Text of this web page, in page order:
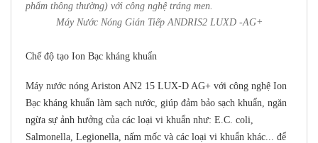
phẩm thông thường) với công nghệ tráng men.
Máy Nước Nóng Gián Tiếp ANDRIS2 LUXD -AG+
Chế độ tạo Ion Bạc kháng khuẩn
Máy nước nóng Ariston AN2 15 LUX-D AG+ với công nghệ Ion
Bạc kháng khuẩn làm sạch nước, giúp đảm bảo sạch khuẩn, ngăn
ngừa sự ảnh hưởng của các loại vi khuẩn như: E.C. coli,
Salmonella, Legionella, nấm mốc và các loại vi khuẩn khác... để